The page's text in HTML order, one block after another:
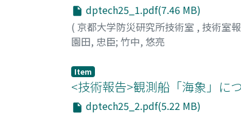
dptech25_1.pdf(7.46 MB)
( 京都大学防災研究所技術室 , 技術室
園田, 忠臣; 竹中, 悠亮
Item
<技術報告>観測船「海象」に
dptech25_2.pdf(5.22 MB)